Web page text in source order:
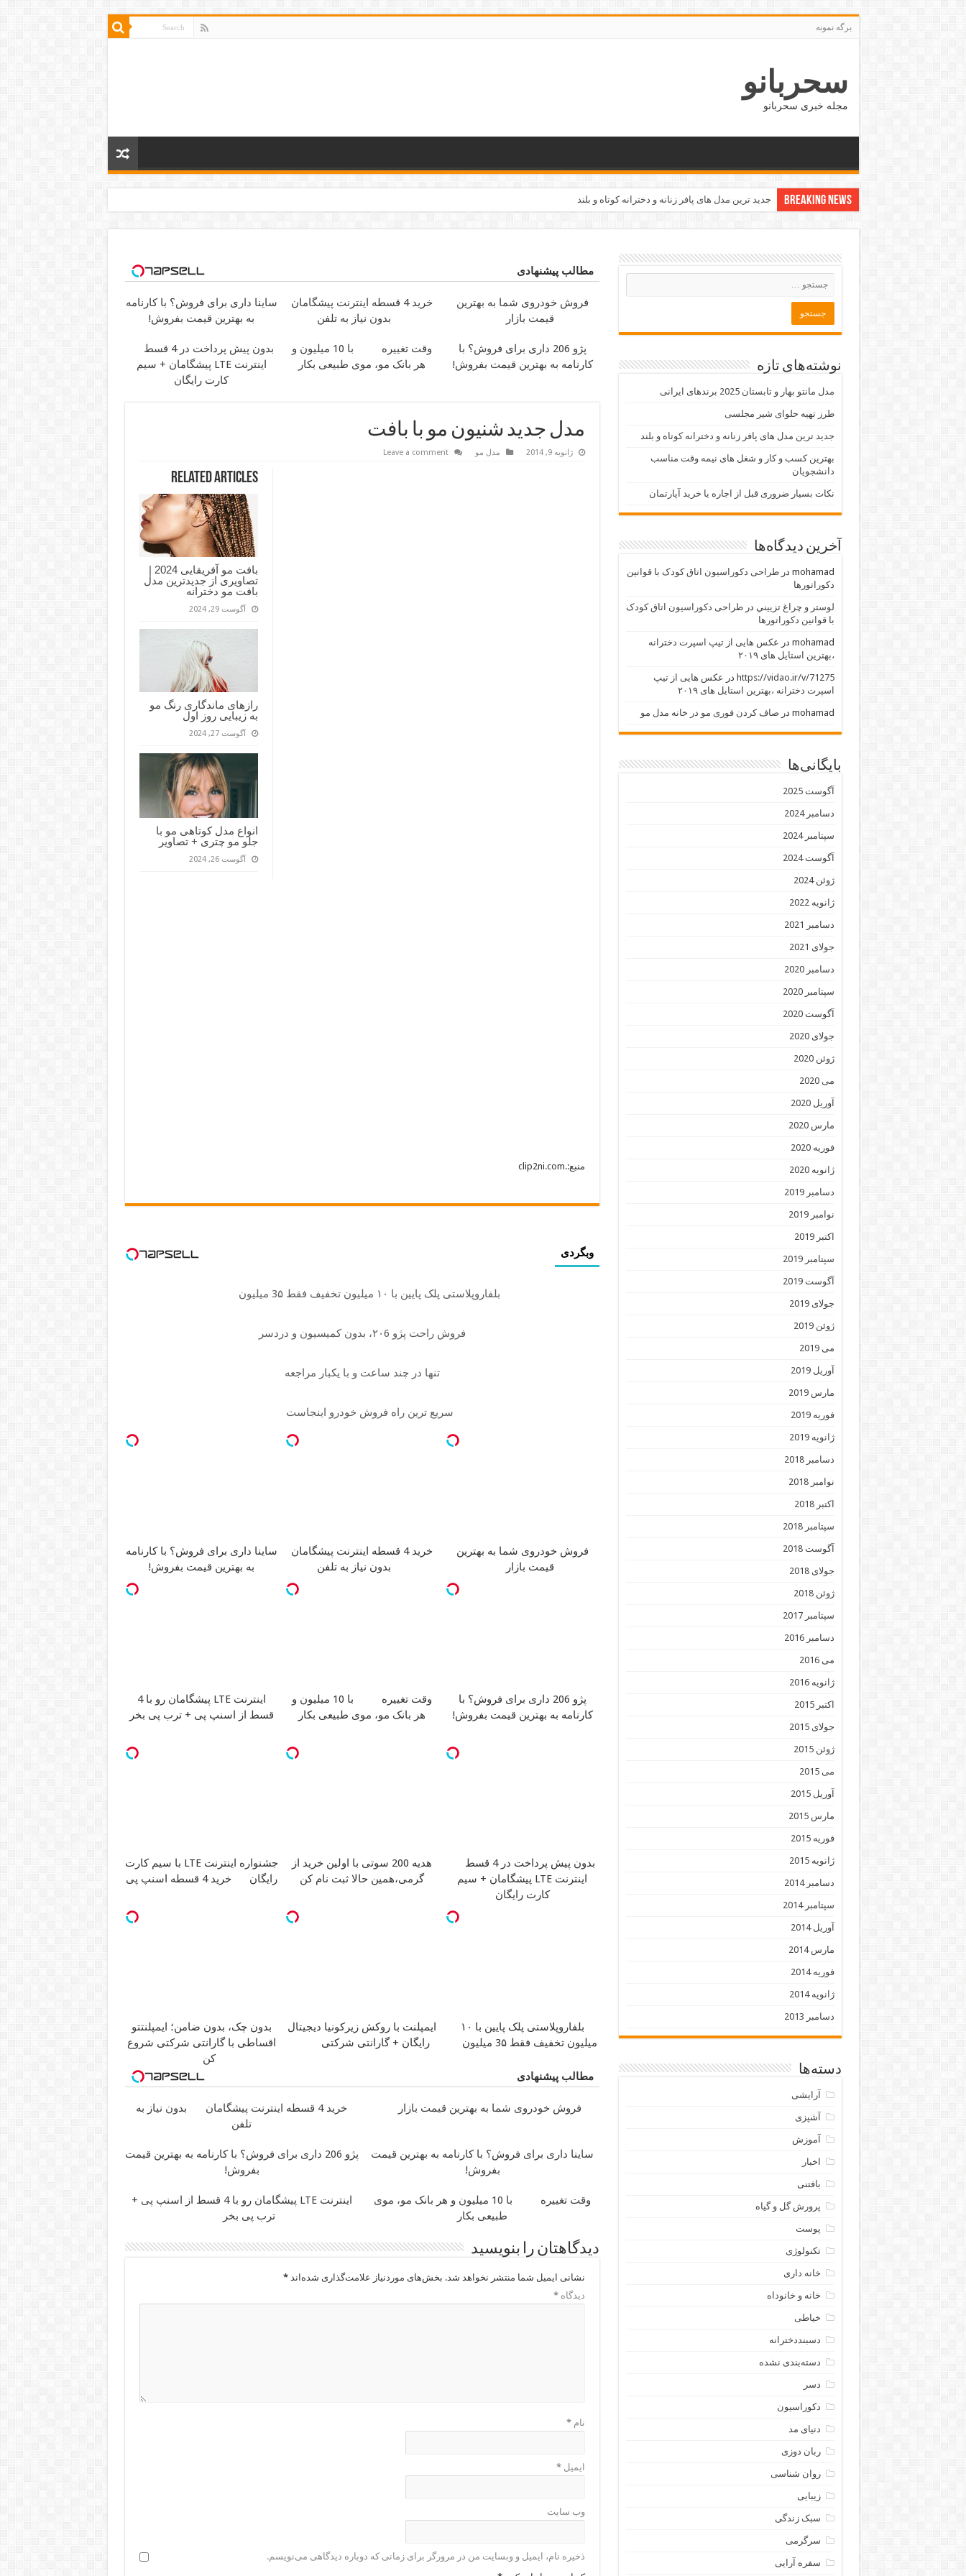
برگه نمونه
سحربانو
مجله خبری سحربانو
Breaking News جدید ترین مدل های پافر زنانه و دخترانه کوتاه و بلند
مطالب پیشنهادی
فروش خودروی شما به بهترین
قیمت بازار
خرید 4 قسطه اینترنت پیشگامان
بدون نیاز به تلفن
ساینا داری برای فروش؟ با کارنامه
به بهترین قیمت بفروش!
پژو 206 داری برای فروش؟ با
کارنامه به بهترین قیمت بفروش!
وقت تغییره
با 10 میلیون و
هر بانک مو، موی طبیعی بکار
بدون پیش پرداخت در 4 قسط
اینترنت LTE پیشگامان + سیم
کارت رایگان
مدل جدید شنیون مو با بافت
ژانویه 9, 2014 مدل مو Leave a comment
Related Articles
بافت مو آفریقایی 2024 |
تصاویری از جدیدترین مدل
بافت مو دخترانه
آگوست 29, 2024
رازهای ماندگاری رنگ مو
به زیبایی روز اول
آگوست 27, 2024
انواع مدل کوتاهی مو با
جلو مو چتری + تصاویر
آگوست 26, 2024
منبع:.clip2ni.com
وبگردی
بلفاروپلاستی پلک پایین با ۱۰ میلیون تخفیف فقط 3۵ میلیون
فروش راحت پژو ۲۰6، بدون کمیسیون و دردسر
تنها در چند ساعت و با یکبار مراجعه
سریع ترین راه فروش خودرو اینجاست
فروش خودروی شما به بهترین
قیمت بازار
خرید 4 قسطه اینترنت پیشگامان
بدون نیاز به تلفن
ساینا داری برای فروش؟ با کارنامه
به بهترین قیمت بفروش!
پژو 206 داری برای فروش؟ با
کارنامه به بهترین قیمت بفروش!
وقت تغییره
با 10 میلیون و
هر بانک مو، موی طبیعی بکار
اینترنت LTE پیشگامان رو با 4
قسط از اسنپ پی + ترب پی بخر
بدون پیش پرداخت در 4 قسط
اینترنت LTE پیشگامان + سیم
کارت رایگان
هدیه 200 سوتی با اولین خرید از
گرمی،همین حالا ثبت نام کن
جشنواره اینترنت LTE با سیم کارت
رایگان
خرید 4 قسطه اسنپ پی
بلفاروپلاستی پلک پایین با ۱۰
میلیون تخفیف فقط 3۵ میلیون
ایمپلنت با روکش زیرکونیا دیجیتال
رایگان + گارانتی شرکتی
بدون چک، بدون ضامن؛ ایمپلنتتو
اقساطی با گارانتی شرکتی شروع
کن
مطالب پیشنهادی
فروش خودروی شما به بهترین قیمت بازار خرید 4 قسطه اینترنت پیشگامان
بدون نیاز به
تلفن
ساینا داری برای فروش؟ با کارنامه به بهترین قیمت
بفروش!
پژو 206 داری برای فروش؟ با کارنامه به بهترین قیمت
بفروش!
وقت تغییره
با 10 میلیون و هر بانک مو، موی
طبیعی بکار
اینترنت LTE پیشگامان رو با 4 قسط از اسنپ پی +
ترب پی بخر
دیدگاهتان را بنویسید
نشانی ایمیل شما منتشر نخواهد شد. بخش‌های موردنیاز علامت‌گذاری شده‌اند*
دیدگاه*
نام*
ایمیل*
وب‌ سایت
ذخیره نام، ایمیل و وبسایت من در مرورگر برای زمانی که دوباره دیدگاهی می‌نویسم.
نوشته‌های تازه
مدل مانتو بهار و تابستان 2025 برندهای ایرانی
طرز تهیه حلوای شیر مجلسی
جدید ترین مدل های پافر زنانه و دخترانه کوتاه و بلند
بهترین کسب و کار و شغل های نیمه وقت مناسب
دانشجویان
نکات بسیار ضروری قبل از اجاره یا خرید آپارتمان
آخرین دیدگاه‌ها
mohamad درطراحی دکوراسیون اتاق کودک با قوانین
دکوراتورها
لوستر و چراغ تزييني درطراحی دکوراسیون اتاق کودک
با قوانین دکوراتورها
mohamad در عکس هایی از تیپ اسپرت دخترانه
،بهترین استایل های ۲۰۱۹
https://vidao.ir/v/71275 در عکس هایی از تیپ
اسپرت دخترانه ،بهترین استایل های ۲۰۱۹
mohamad در صاف کردن فوری مو در خانه مدل مو
بایگانی‌ها
آگوست 2025
دسامبر 2024
سپتامبر 2024
آگوست 2024
ژوئن 2024
ژانویه 2022
دسامبر 2021
جولای 2021
دسامبر 2020
سپتامبر 2020
آگوست 2020
جولای 2020
ژوئن 2020
می 2020
آوریل 2020
مارس 2020
فوریه 2020
ژانویه 2020
دسامبر 2019
نوامبر 2019
اکتبر 2019
سپتامبر 2019
آگوست 2019
جولای 2019
ژوئن 2019
می 2019
آوریل 2019
مارس 2019
فوریه 2019
ژانویه 2019
دسامبر 2018
نوامبر 2018
اکتبر 2018
سپتامبر 2018
آگوست 2018
جولای 2018
ژوئن 2018
سپتامبر 2017
دسامبر 2016
می 2016
ژانویه 2016
اکتبر 2015
جولای 2015
ژوئن 2015
می 2015
آوریل 2015
مارس 2015
فوریه 2015
ژانویه 2015
دسامبر 2014
سپتامبر 2014
آوریل 2014
مارس 2014
فوریه 2014
ژانویه 2014
دسامبر 2013
دسته‌ها
آرایشی
آشپزی
آموزش
اخبار
بافتنی
پرورش گل و گیاه
پوست
تکنولوژی
خانه داری
خانه و خانوداه
خیاطی
دسبنددخترانه
دسته‌بندی نشده
دسر
دکوراسیون
دنیای مد
ربان دوزی
روان شناسی
زیبایی
سبک زندگی
سرگرمی
سفره آرایی